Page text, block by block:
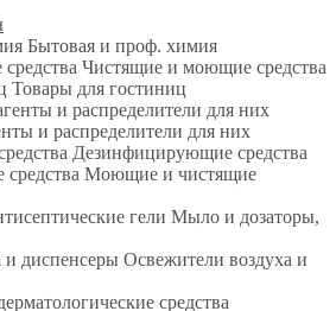
Бытовая и проф. химия
Чистящие и моющие средства
Товары для гостиниц
и распределители для них
Дезинфицирующие средства
Моющие и чистящие
Мыло и дозаторы,
Освежители воздуха и